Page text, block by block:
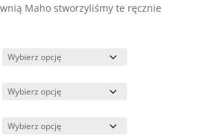
Maho stworzyliśmy te ręcznie